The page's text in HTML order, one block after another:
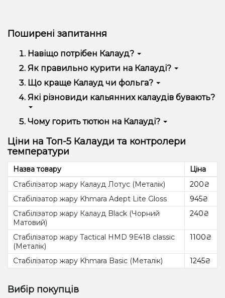
Поширені запитання
Навіщо потрібен Калауд?
Калауд - це аксесуар для кальяну, призначений для
керування нагріванням тютюну та покращення
смаку та якості диму. Kaloud забезпечує більш
рівномірний та ефективний процес нагрівання
тютюну. Як правильно курити на Калауді? Для
правильного куріння на калауді потрібно
розрівнювати тютюн рівномірно, забезпечувати
хорошу вентиляцію і контролювати тепловий
Як правильно курити на Калауді?
Для правильного куріння на калауді потрібно
розрівнювати тютюн рівномірно, забезпечувати
хорошу вентиляцію і контролювати тепловий
режим, щоб уникнути перегріву.
Що краще Калауд чи фольга?
Вибір між калаудом та фольгою залежить від
переваг, але калауд зазвичай забезпечує більш
кальяну.
Які різновиди кальянних калаудів бувають?
Класичний калауд: Звичайний калауд з отворами
для вентиляції та регулюванням тепла. Силіконовий
калауд: Виготовлений із силікону, зазвичай
міцніший і довговічніший. Перфорований калауд: З
отворами різної форми для точнішого регулювання
тепла. Вирва-калауд: З бортами, що нагадують
вирву, для рівномірного розподілу тютюну.
Чому горить тютюн на Калауді?
Тютюн на калауді горить завдяки вугіллю, яке
розпалюється і створює тепло, необхідне для
куріння тютюну. Якщо виникло питання чому тютюн
у кальяні на калауді горить, навіть якщо слідувати
інструкції? Це найчастіше пов'язане із надмірно
високою температурою в чаші. Достатньо лише
трохи перечекати.
Ціни на Топ-5 Калауди та контролери
температури
Назва товару
Ціна
Стабілізатор жару Калауд Лотус (Металік)
200₴
Стабілізатор жару Khmara Adept Lite Gloss
945₴
Стабілізатор жару Калауд Black (Чорний
Матовий)
240₴
Стабілізатор жару Tactical HMD 9E418 classic
(Металік)
1100₴
Стабілізатор жару Khmara Basic (Металік) 1245₴
Вибір покупців